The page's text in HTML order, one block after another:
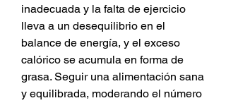
inadecuada y la falta de ejercicio
lleva a un desequilibrio en el
balance de energía, y el exceso
calórico se acumula en forma de
grasa. Seguir una alimentación sana
y equilibrada, moderando el número